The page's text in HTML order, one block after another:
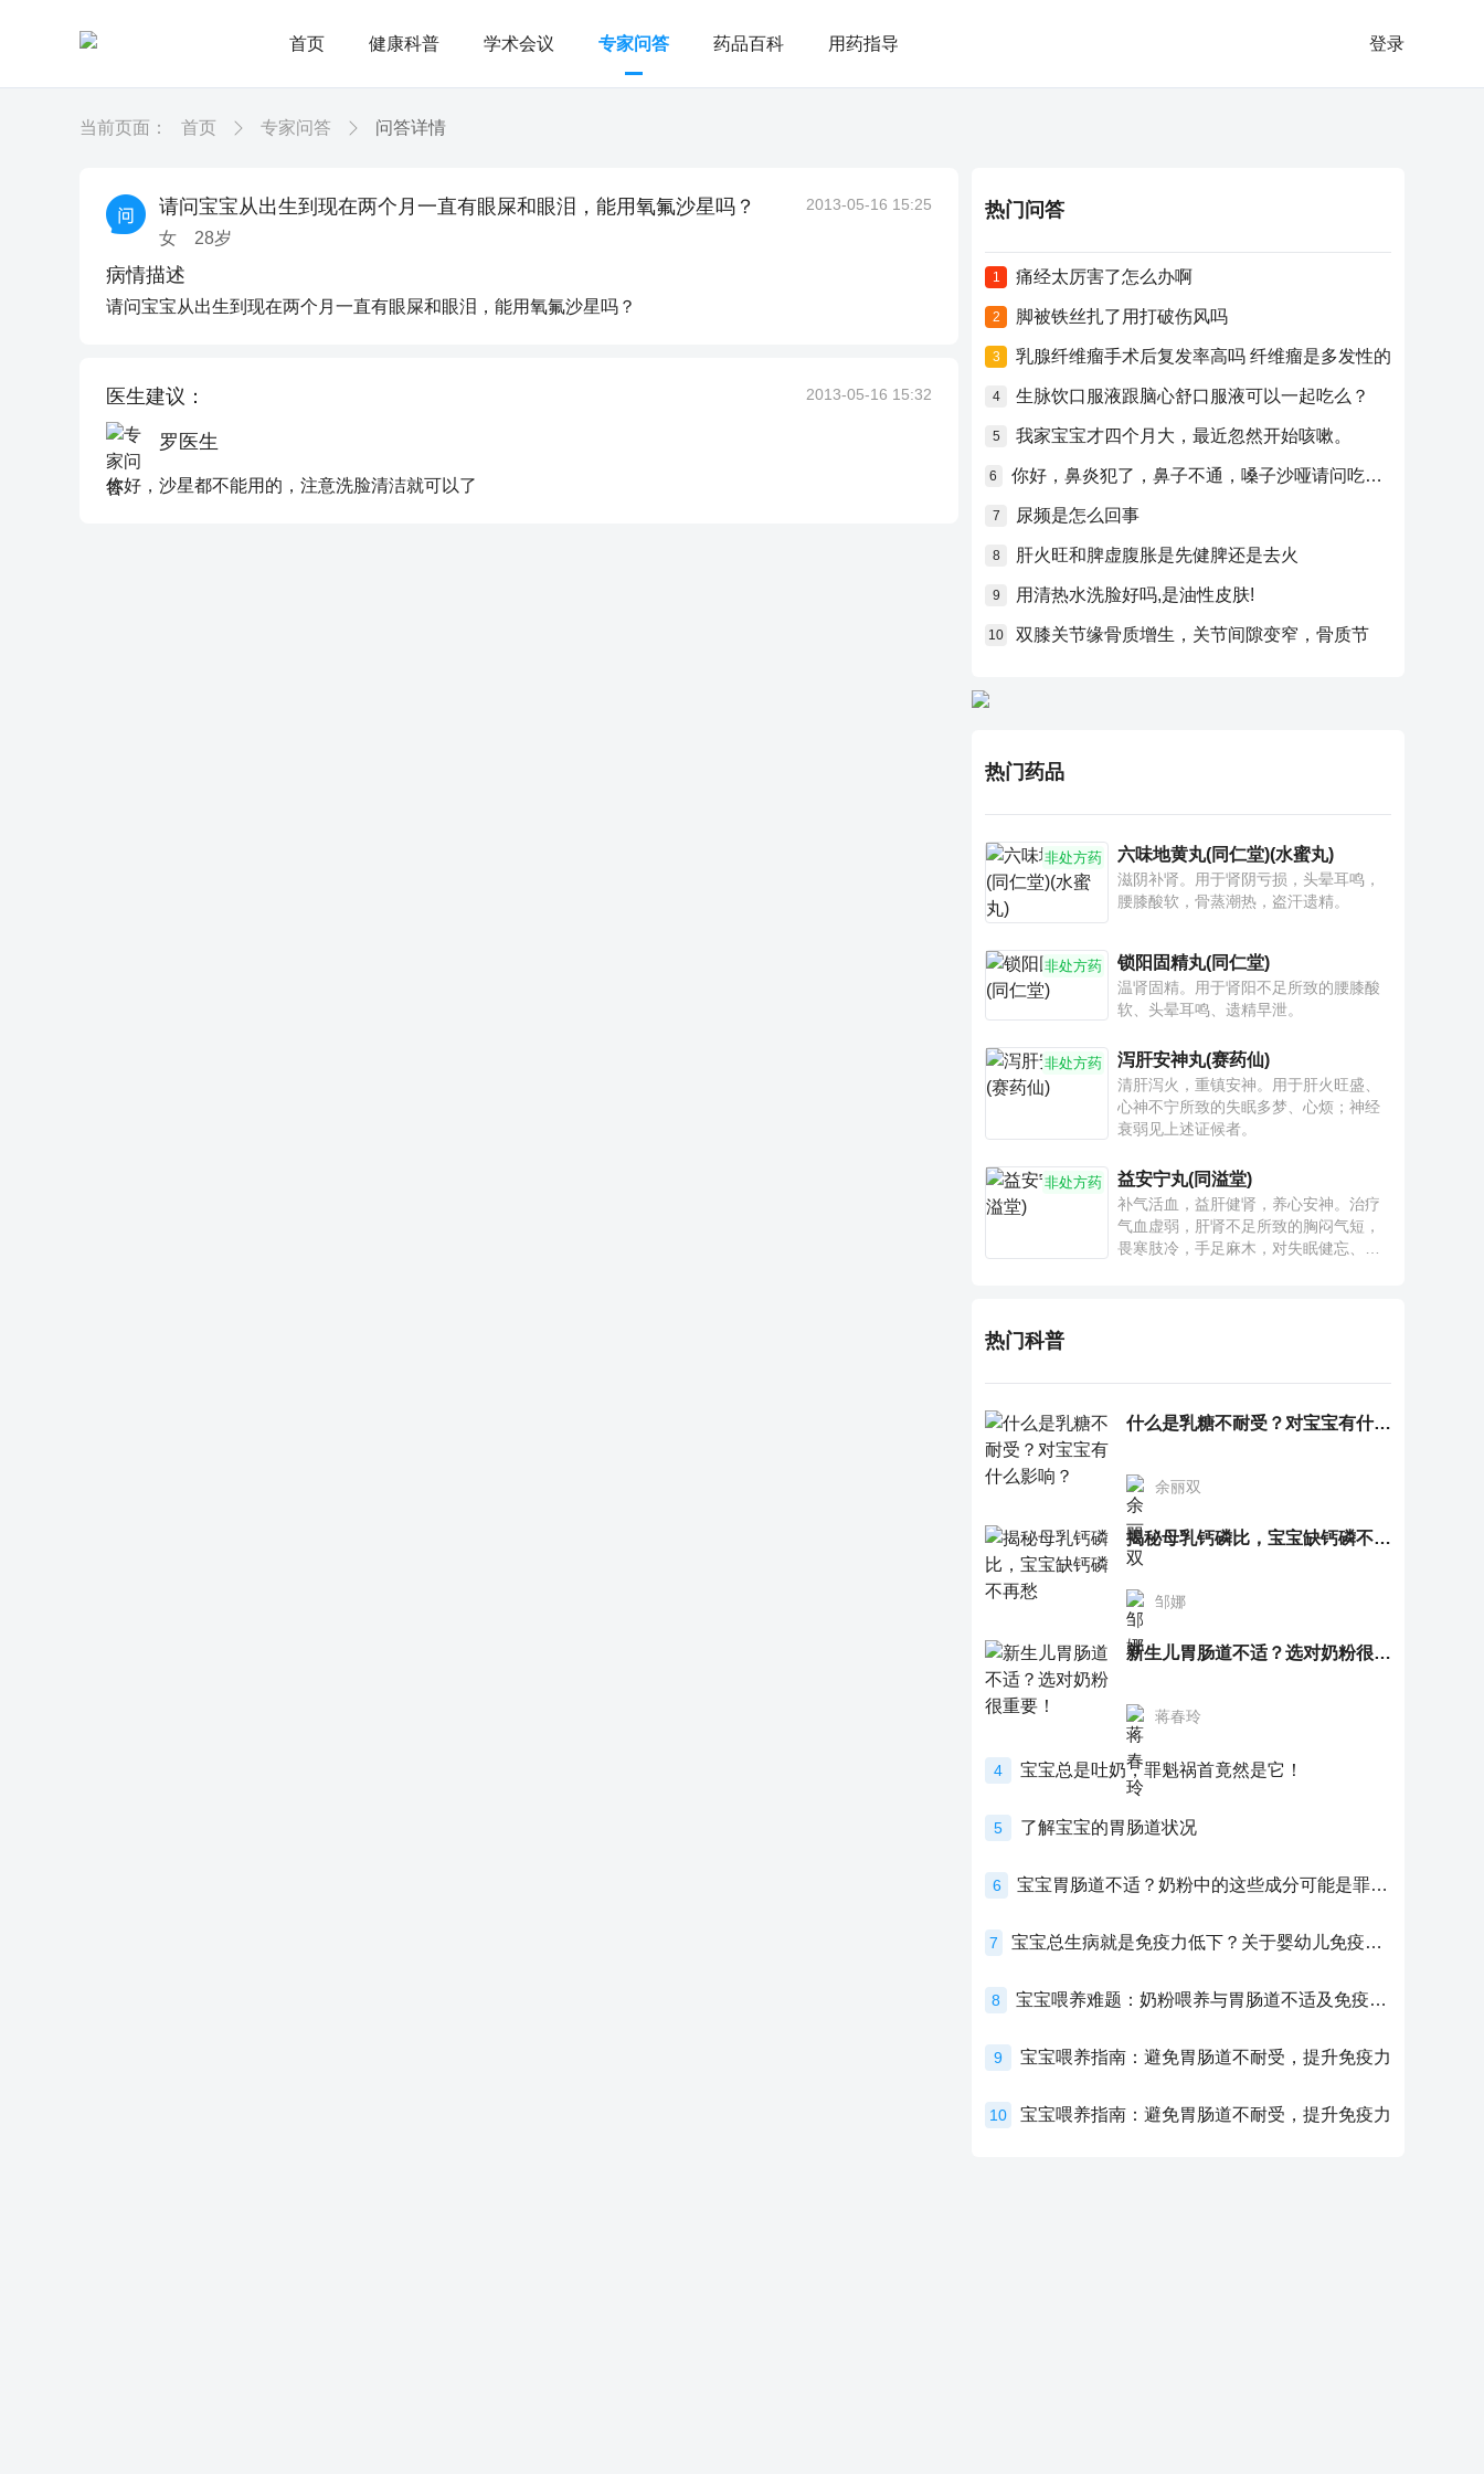
首页 健康科普 学术会议 专家问答 药品百科 用药指导 登录
当前页面： 首页 专家问答 问答详情
请问宝宝从出生到现在两个月一直有眼屎和眼泪，能用氧氟沙星吗？
女 28岁
2013-05-16 15:25
病情描述
请问宝宝从出生到现在两个月一直有眼屎和眼泪，能用氧氟沙星吗？
医生建议： 2013-05-16 15:32
罗医生
你好，沙星都不能用的，注意洗脸清洁就可以了
热门问答
1 痛经太厉害了怎么办啊
2 脚被铁丝扎了用打破伤风吗
3 乳腺纤维瘤手术后复发率高吗 纤维瘤是多发性的
4 生脉饮口服液跟脑心舒口服液可以一起吃么？
5 我家宝宝才四个月大，最近忽然开始咳嗽。
6 你好，鼻炎犯了，鼻子不通，嗓子沙哑请问吃什么药比较好？
7 尿频是怎么回事
8 肝火旺和脾虚腹胀是先健脾还是去火
9 用清热水洗脸好吗,是油性皮肤!
10 双膝关节缘骨质增生，关节间隙变窄，骨质节
热门药品
非处方药 六味地黄丸(同仁堂)(水蜜丸)
滋阴补肾。用于肾阴亏损，头晕耳鸣，
腰膝酸软，骨蒸潮热，盗汗遗精。
非处方药 锁阳固精丸(同仁堂)
温肾固精。用于肾阳不足所致的腰膝酸
软、头晕耳鸣、遗精早泄。
非处方药 泻肝安神丸(赛药仙)
清肝泻火，重镇安神。用于肝火旺盛、
心神不宁所致的失眠多梦、心烦；神经
衰弱见上述证候者。
非处方药 益安宁丸(同溢堂)
补气活血，益肝健肾，养心安神。治疗
气血虚弱，肝肾不足所致的胸闷气短，
畏寒肢冷，手足麻木，对失眠健忘、神
热门科普
什么是乳糖不耐受？对宝宝有什么影响？
余丽双
揭秘母乳钙磷比，宝宝缺钙磷不再愁
邹娜
新生儿胃肠道不适？选对奶粉很重要！
蒋春玲
4 宝宝总是吐奶，罪魁祸首竟然是它！
5 了解宝宝的胃肠道状况
6 宝宝胃肠道不适？奶粉中的这些成分可能是罪魁祸首！
7 宝宝总生病就是免疫力低下？关于婴幼儿免疫力的真相，家长必须了解！
8 宝宝喂养难题：奶粉喂养与胃肠道不适及免疫力提升的奥秘
9 宝宝喂养指南：避免胃肠道不耐受，提升免疫力
10 宝宝喂养指南：避免胃肠道不耐受，提升免疫力